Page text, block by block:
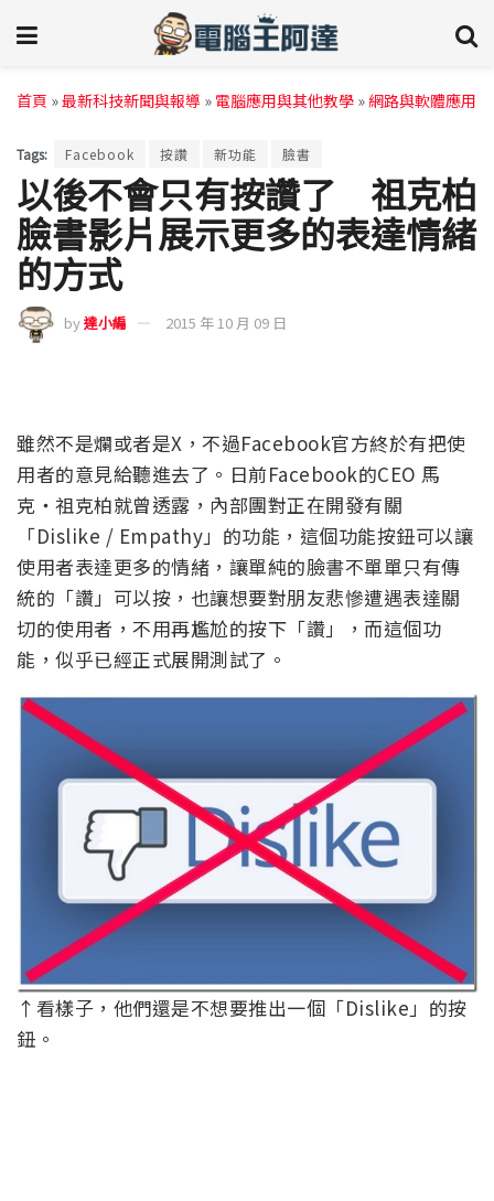
首頁 »最新科技新聞與報導 » 電腦應用與其他教學 »網路與軟體應用
Tags: Facebook 按讚 新功能 臉書
以後不會只有按讚了 祖克柏
臉書影片展示更多的表達情緒
的方式
by達小編 2015 年 10 月 09 日
雖然不是爛或者是X，不過Facebook官方終於有把使
用者的意見給聽進去了。日前Facebook的CEO 馬
克‧祖克柏就曾透露，內部團對正在開發有關
「Dislike / Empathy」的功能，這個功能按鈕可以讓
使用者表達更多的情緒，讓單純的臉書不單單只有傳
統的「讚」可以按，也讓想要對朋友悲慘遭遇表達關
切的使用者，不用再尷尬的按下「讚」，而這個功
能，似乎已經正式展開測試了。
↑看樣子，他們還是不想要推出一個「Dislike」的按
鈕。